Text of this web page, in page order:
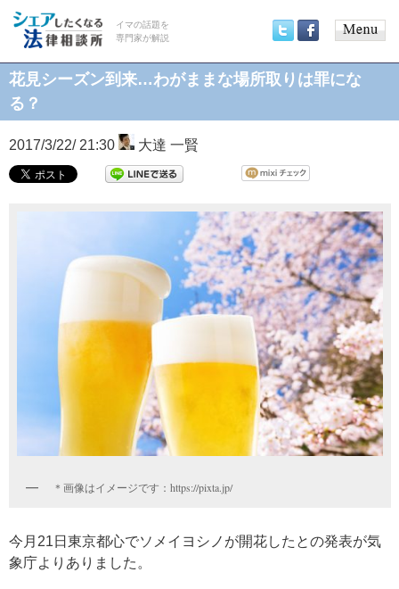
イマの話題を
専門家が解説
menu
花見シーズン到来…わがままな場所取りは罪にな
る？
2017/3/22/ 21:30 大達 一賢
＊画像はイメージです：https://pixta.jp/
今月21日東京都心でソメイヨシノが開花したとの発表が気
象庁よりありました。